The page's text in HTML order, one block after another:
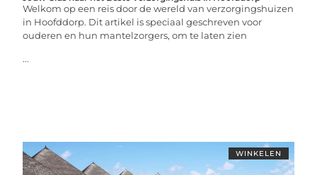
Welkom op een reis door de wereld van verzorgingshuizen
in Hoofddorp. Dit artikel is speciaal geschreven voor
ouderen en hun mantelzorgers, om te laten zien
...
WINKELEN